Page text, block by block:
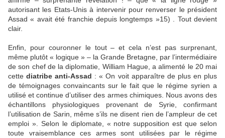
autorisant les Etats-Unis à intervenir pour renverser le président
Assad « avait été franchie depuis longtemps »15) . Tout devient
clair.
Enfin, pour couronner le tout – et cela n’est pas surprenant,
même plutôt « logique » – la Grande Bretagne, par l’intermédiaire
de son chef de la diplomatie, William Hague, a alimenté le 20 mai
cettediatribe anti-Assad : « On voit apparaître de plus en plus
de témoignages convaincants sur le fait que le régime syrien a
utilisé et continue d’utiliser des armes chimiques. Nous avons des
échantillons physiologiques provenant de Syrie, confirmant
l’utilisation de Sarin, même s’ils ne disent rien de l’ampleur de cet
emploi ». Selon le diplomate, « notre supposition est que selon
toute vraisemblance ces armes sont utilisées par le régime